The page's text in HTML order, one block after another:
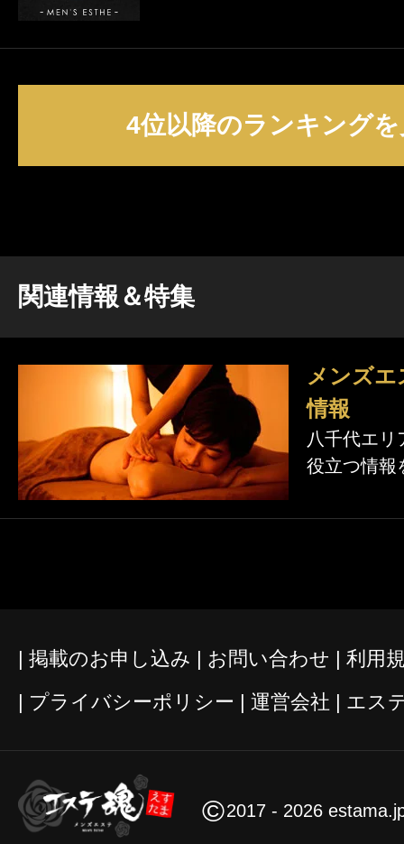
4位以降のランキング
関連情報＆特集
メンズ
情報
八千代エリ
役立つ情報
掲載のお申し込み お問い合わせ
利用
プライバシーポリシー
運営会社 エス
©2017 - 2026